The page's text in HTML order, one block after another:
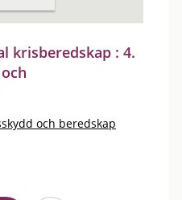
krisberedskap : 4.
och beredskap